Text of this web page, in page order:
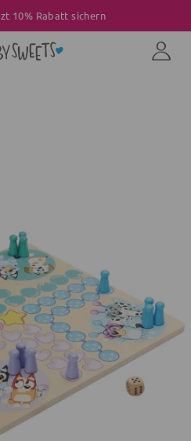
10% Rabatt sichern